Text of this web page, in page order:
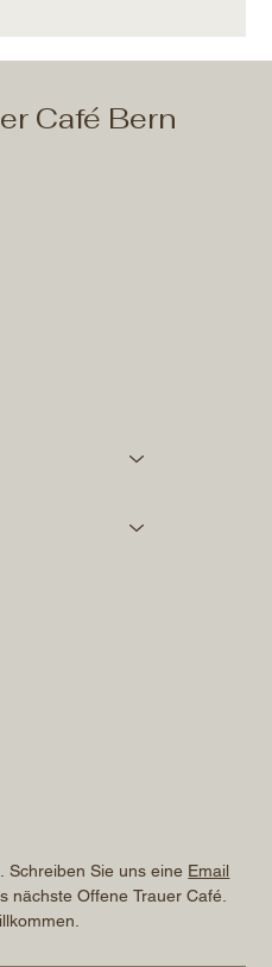
Café Bern
Schreiben Sie uns eine Email
nächste Offene Trauer Café.